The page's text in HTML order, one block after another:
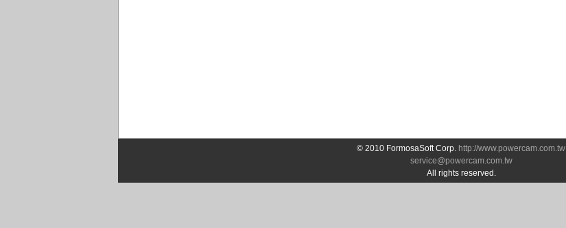
© 2010 FormosaSoft Corp. http://www.powercam.com.tw
service@powercam.com.tw
All rights reserved.